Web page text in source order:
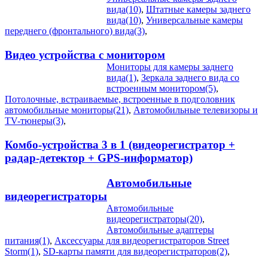
вида(10), Штатные камеры заднего
вида(10), Универсальные камеры
переднего (фронтального) вида(3),
Видео устройства c монитором
Мониторы для камеры заднего
вида(1), Зеркала заднего вида со
встроенным монитором(5),
Потолочные, встраиваемые, встроенные в подголовник
автомобильные мониторы(21), Автомобильные телевизоры и
TV-тюнеры(3),
Комбо-устройства 3 в 1 (видеорегистратор +
радар-детектор + GPS-информатор)
Автомобильные
видеорегистраторы
Автомобильные
видеорегистраторы(20),
Автомобильные адаптеры
питания(1), Аксессуары для видеорегистраторов Street
Storm(1), SD-карты памяти для видеорегистраторов(2),